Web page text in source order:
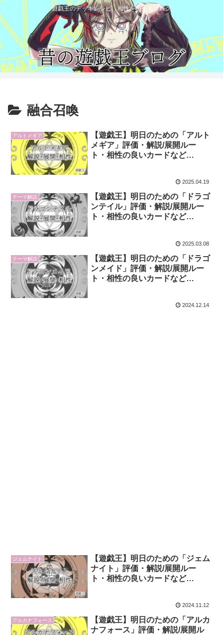
遊戯王のデッキレシピ、相性を考えるブログ
融合召喚
アルトメギア
【遊戯王】明日のための「アルト
メギア」評価・解説/展開ルー
ト・相性の良いカードなど
2025.04.19
テーマ解説
【遊戯王】明日のための「ドラゴ
ンテイル」評価・解説/展開ルー
ト・相性の良いカードなど
2025.03.08
テーマ解説
【遊戯王】明日のための「ドラゴ
ンメイド」評価・解説/展開ルー
ト・相性の良いカードなど
2024.12.14
ジェムナイト
【遊戯王】明日のための「ジェム
ナイト」評価・解説/展開ルー
ト・相性の良いカードなど
2024.11.12
アルカナフォース
【遊戯王】明日のための「アルカ
ナフォース」評価・解説/展開ル